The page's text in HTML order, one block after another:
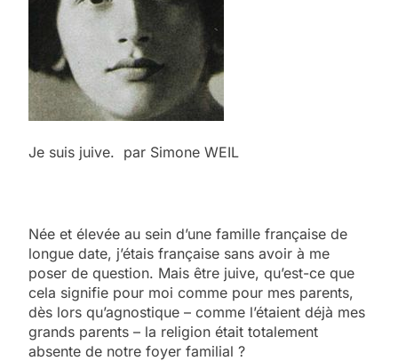
Je suis juive. par Simone WEIL
Née et élevée au sein d’une famille française de
longue date, j’étais française sans avoir à me
poser de question. Mais être juive, qu’est-ce que
cela signifie pour moi comme pour mes parents,
dès lors qu’agnostique – comme l’étaient déjà mes
grands parents – la religion était totalement
absente de notre foyer familial ?